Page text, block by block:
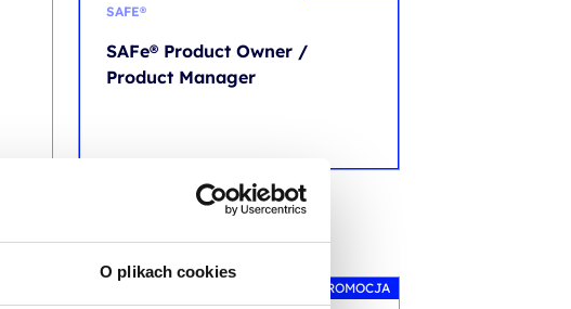
O plikach cookies
SAFE®
SAFe® Product Owner /
Product Manager
SZKOLENIE NASTĘPUJĄCE
PROMOCJA